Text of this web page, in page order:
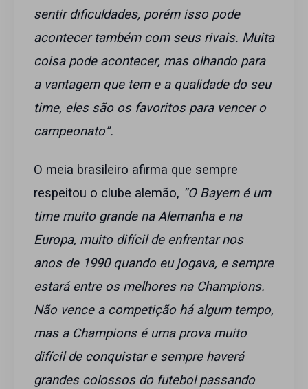
sentir dificuldades, porém isso pode
acontecer também com seus rivais. Muita
coisa pode acontecer, mas olhando para
a vantagem que tem e a qualidade do seu
time, eles são os favoritos para vencer o
campeonato”.
O meia brasileiro afirma que sempre
respeitou o clube alemão, “O Bayern é um
time muito grande na Alemanha e na
Europa, muito difícil de enfrentar nos
anos de 1990 quando eu jogava, e sempre
estará entre os melhores na Champions.
Não vence a competição há algum tempo,
mas a Champions é uma prova muito
difícil de conquistar e sempre haverá
grandes colossos do futebol passando